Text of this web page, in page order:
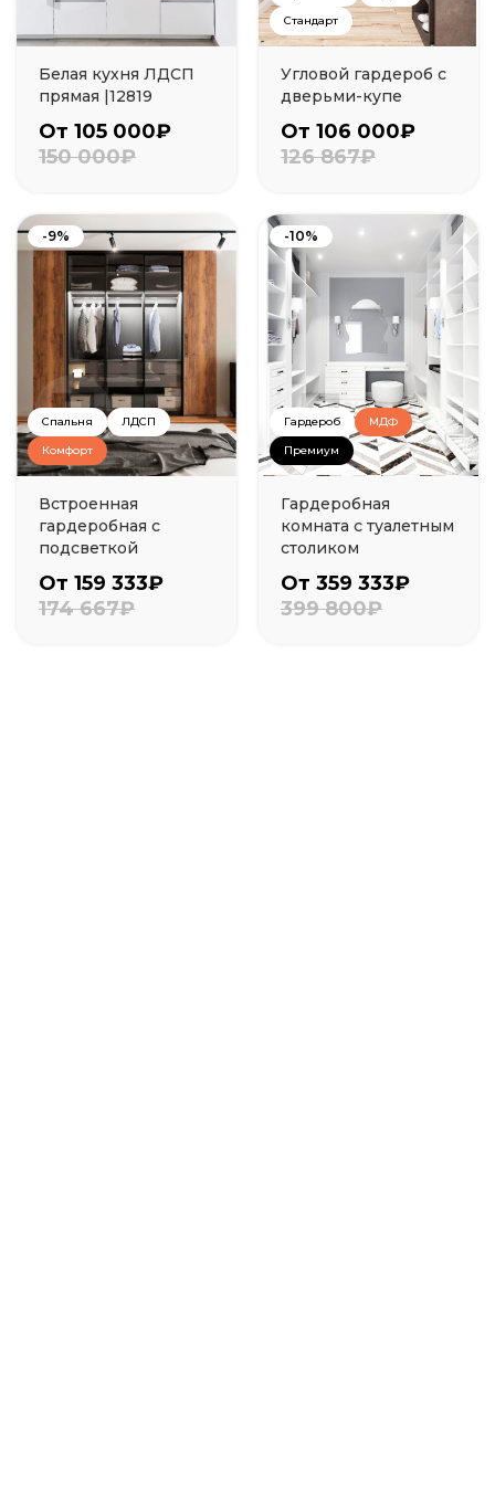
Белая кухня ЛДСП
прямая |12819
От 105 000₽
150 000₽
Стандарт
Угловой гардероб с
дверьми-купе
От 106 000₽
126 867₽
-9%
Спальня
ЛДСП
Комфорт
Встроенная
гардеробная с
подсветкой
От 159 333₽
174 667₽
-10%
Гардероб
МДФ
Премиум
Гардеробная
комната с туалетным
столиком
От 359 333₽
399 800₽